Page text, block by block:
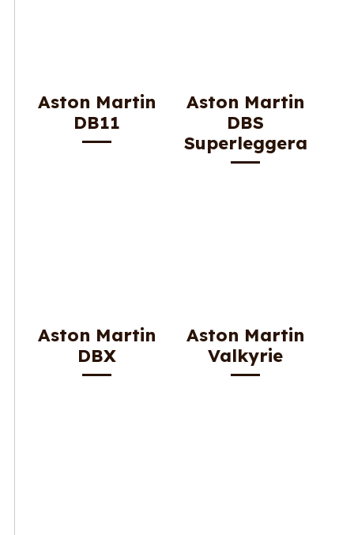
Aston Martin
DB11
Aston Martin
DBS
Superleggera
Aston Martin
DBX
Aston Martin
Valkyrie